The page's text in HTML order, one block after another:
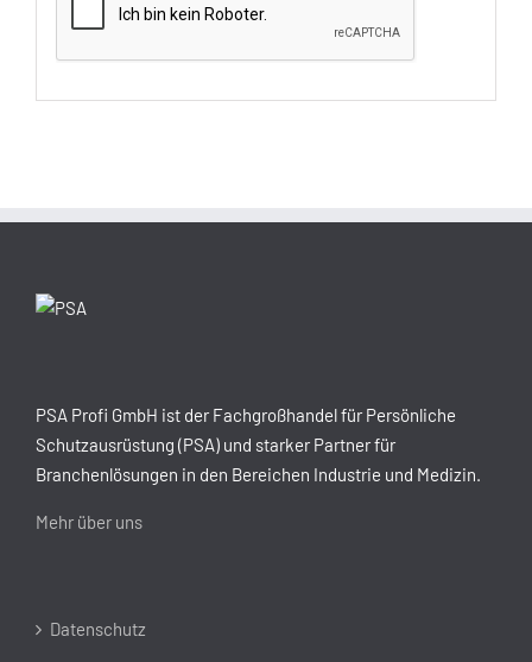
PSA Profi GmbH ist der Fachgroßhandel für Persönliche
Schutzausrüstung (PSA) und starker Partner für
Branchenlösungen in den Bereichen Industrie und Medizin.
Mehr über uns
Datenschutz